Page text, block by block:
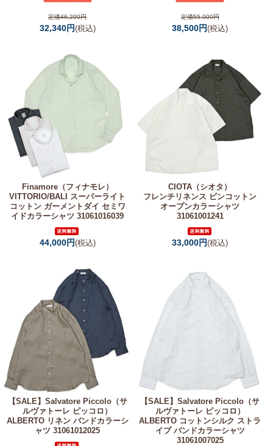
定価46,200円
32,340円(税込)
定価55,000円
38,500円(税込)
Finamore（フィナモレ）
VITTORIO/BALI スーパーライト
コットン ガーメントダイ セミワ
イドカラーシャツ 31061016039
44,000円(税込)
CIOTA（シオタ）
フレンチリネンス ビンコットン
オープンカラーシャツ
31061001241
33,000円(税込)
【SALE】 Salvatore Piccolo（サ
ルヴァトーレ ピッコロ）
ALBERTO リネン バンドカラーシ
ャツ 31061012025
【SALE】Salvatore Piccolo（サ
ルヴァトーレ ピッコロ）
ALBERTO コットンシルク ストラ
イプ バンドカラーシャツ
31061007025